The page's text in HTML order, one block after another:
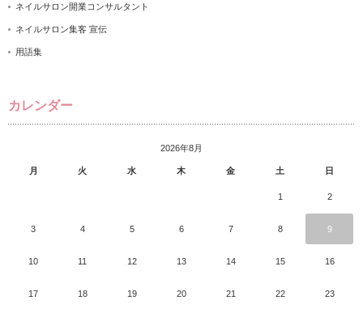
ネイルサロン開業コンサルタント
ネイルサロン集客 宣伝
用語集
カレンダー
2026年8月
月 火 水 木 金 土 日
1 2
3 4 5 6 7 8 9
10 11 12 13 14 15 16
17 18 19 20 21 22 23